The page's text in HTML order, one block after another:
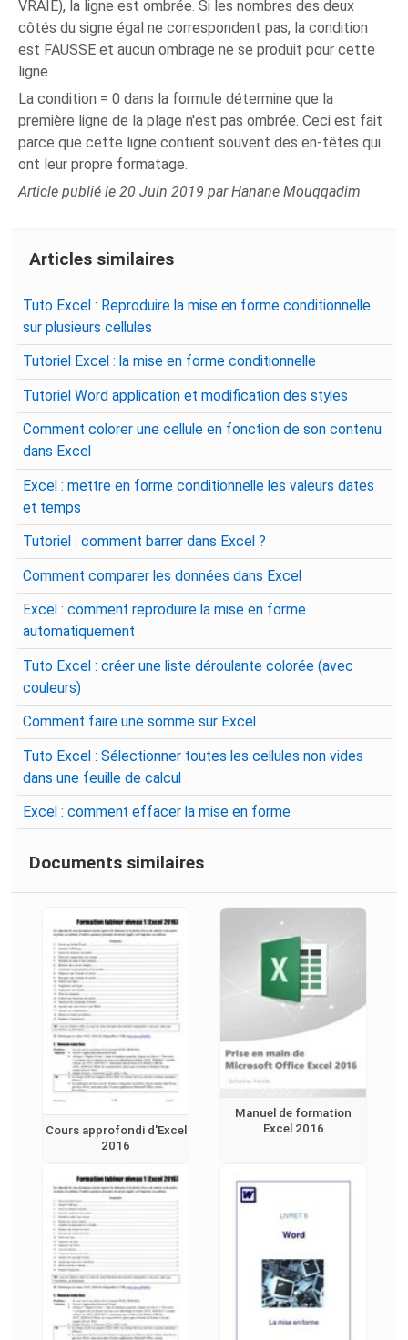
VRAIE), la ligne est ombrée. Si les nombres des deux
côtés du signe égal ne correspondent pas, la condition
est FAUSSE et aucun ombrage ne se produit pour cette
ligne.
La condition = 0 dans la formule détermine que la
première ligne de la plage n'est pas ombrée. Ceci est fait
parce que cette ligne contient souvent des en-têtes qui
ont leur propre formatage.
Article publié le 20 Juin 2019 par Hanane Mouqqadim
Articles similaires
Tuto Excel : Reproduire la mise en forme conditionnelle
sur plusieurs cellules
Tutoriel Excel : la mise en forme conditionnelle
Tutoriel Word application et modification des styles
Comment colorer une cellule en fonction de son contenu
dans Excel
Excel : mettre en forme conditionnelle les valeurs dates
et temps
Tutoriel : comment barrer dans Excel ?
Comment comparer les données dans Excel
Excel : comment reproduire la mise en forme
automatiquement
Tuto Excel : créer une liste déroulante colorée (avec
couleurs)
Comment faire une somme sur Excel
Tuto Excel : Sélectionner toutes les cellules non vides
dans une feuille de calcul
Excel : comment effacer la mise en forme
Documents similaires
Cours approfondi d'Excel
2016
Manuel de formation
Excel 2016